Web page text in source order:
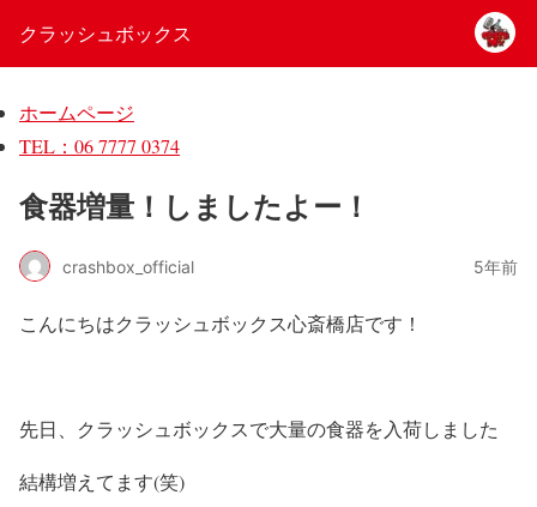
クラッシュボックス
ホームページ
TEL：06 7777 0374
食器増量！しましたよー！
crashbox_official 5年前
こんにちはクラッシュボックス心斎橋店です！
先日、クラッシュボックスで大量の食器を入荷しました
結構増えてます(笑)